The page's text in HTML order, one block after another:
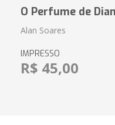
O Perfume de
Alan Soares
IMPRESSO
R$ 45,00